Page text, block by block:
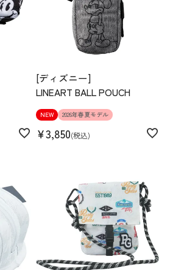
[ディズニー]
LINEART BALL POUCH
NEW 2026年春夏モデル
¥3,850 税込